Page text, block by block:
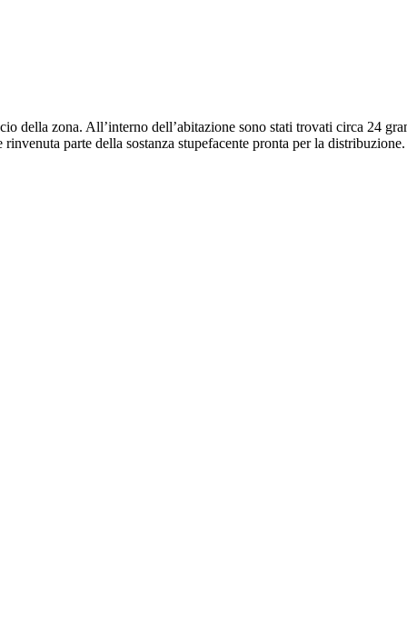
della zona. All’interno dell’abitazione sono stati trovati circa 24
parte della sostanza stupefacente pronta per la distribuzione.